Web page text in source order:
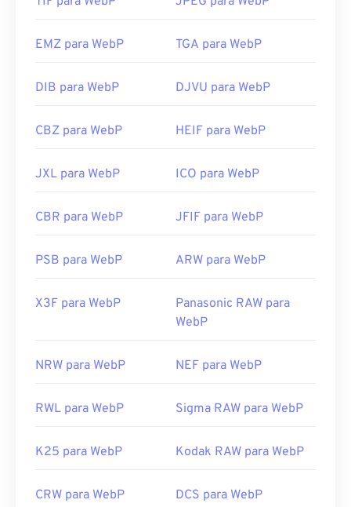
EMZ para WebP TGA para WebP
DIB para WebP DJVU para WebP
CBZ para WebP HEIF para WebP
JXL para WebP ICO para WebP
CBR para WebP JFIF para WebP
PSB para WebP ARW para WebP
X3F para WebP
Panasonic RAW para
WebP
NRW para WebP NEF para WebP
RWL para WebP Sigma RAW para WebP
K25 para WebP Kodak RAW para WebP
CRW para WebP DCS para WebP